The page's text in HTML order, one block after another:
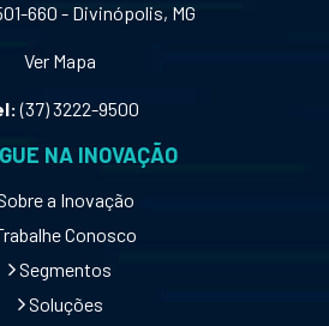
660 - Divinópolis, MG
Ver Mapa
(37) 3222-9500
NA INOVAÇÃO
a Inovação
Conosco
Segmentos
Soluções